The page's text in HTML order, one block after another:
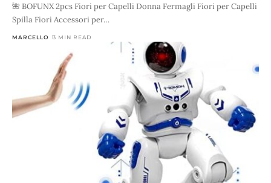
🌺 BOFUNX 2pcs Fiori per Capelli Donna Fermagli Fiori per Capelli
Spilla Fiori Accessori per…
MARCELLO 3 MIN READ